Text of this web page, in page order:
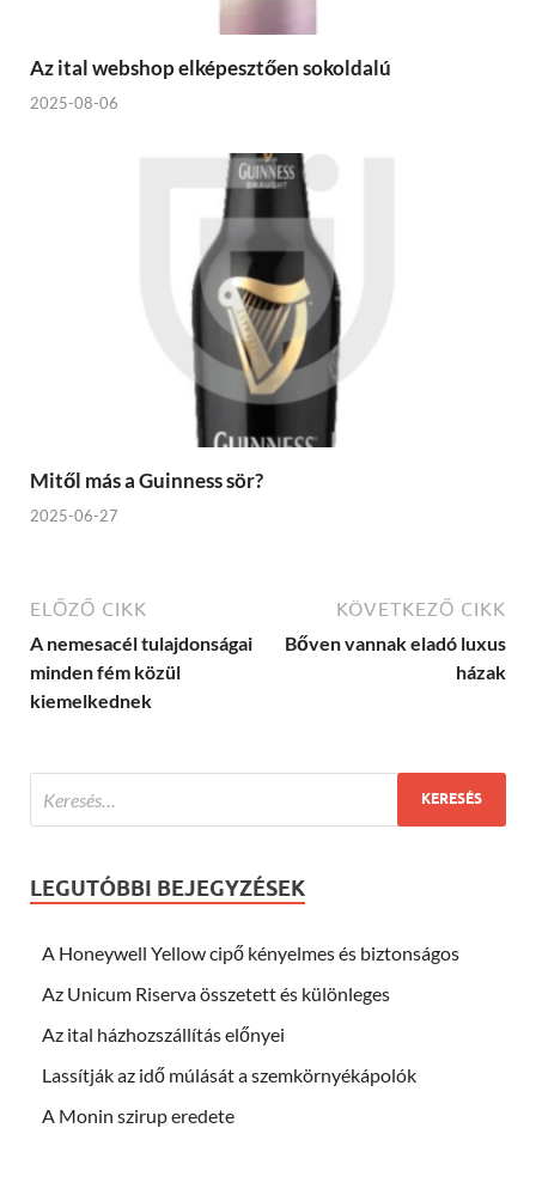
Az ital webshop elképesztően sokoldalú
2025-08-06
Mitől más a Guinness sör?
2025-06-27
ELŐZŐ CIKK
A nemesacél tulajdonságai
minden fém közül
kiemelkednek
KÖVETKEZŐ CIKK
Bőven vannak eladó luxus
házak
LEGUTÓBBI BEJEGYZÉSEK
A Honeywell Yellow cipő kényelmes és biztonságos
Az Unicum Riserva összetett és különleges
Az ital házhozszállítás előnyei
Lassítják az idő múlását a szemkörnyékápolók
A Monin szirup eredete